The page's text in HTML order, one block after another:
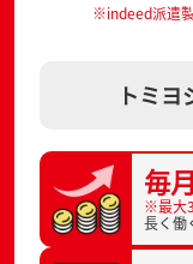
※indeed派遣
トミ
毎
※最大
長く働